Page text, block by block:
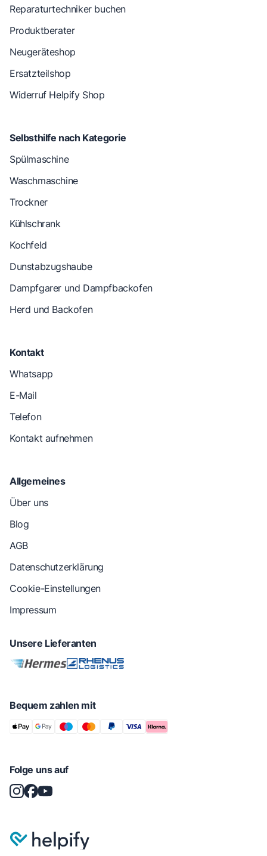
Reparaturtechniker buchen
Produktberater
Neugeräteshop
Ersatzteilshop
Widerruf Helpify Shop
Selbsthilfe nach Kategorie
Spülmaschine
Waschmaschine
Trockner
Kühlschrank
Kochfeld
Dunstabzugshaube
Dampfgarer und Dampfbackofen
Herd und Backofen
Kontakt
Whatsapp
E-Mail
Telefon
Kontakt aufnehmen
Allgemeines
Über uns
Blog
AGB
Datenschutzerklärung
Cookie-Einstellungen
Impressum
Unsere Lieferanten
Bequem zahlen mit
Folge uns auf